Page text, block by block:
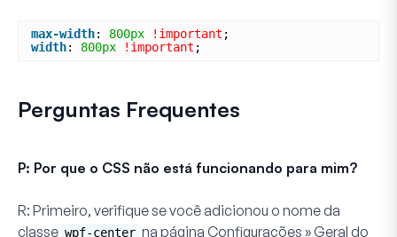
max-width: 800px !important ;
width: 800px !important ;
Perguntas Frequentes
P: Por que o CSS não está funcionando para mim?
R: Primeiro, verifique se você adicionou o nome da
classe wpf-center na página Configurações » Geral do